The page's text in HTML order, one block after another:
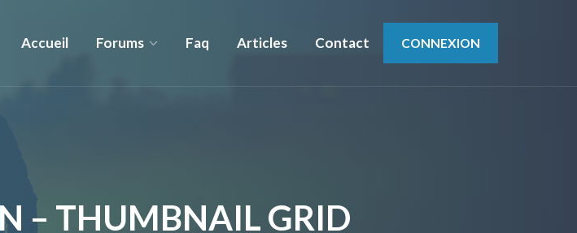
Accueil Forums Faq Articles Contact CONNEXION
– THUMBNAIL GRID